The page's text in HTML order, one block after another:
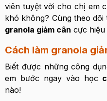
viên tuyệt vời cho chị em
khó không? Cùng theo dõi
granola giảm cân cực hiệu
Cách làm granola
Biết được những công
em bước ngay vào học
nào!